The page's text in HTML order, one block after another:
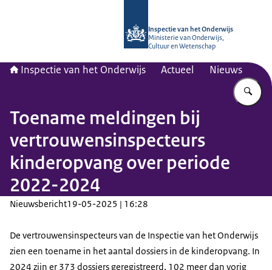
Inspectie van het Onderwijs
Ministerie van Onderwijs,
Cultuur en Wetenschap
Inspectie van het Onderwijs Actueel Nieuws
Toename meldingen bij
vertrouwensinspecteurs
kinderopvang over periode
2022-2024
Nieuwsbericht19-05-2025 | 16:28
De vertrouwensinspecteurs van de Inspectie van het Onderwijs
zien een toename in het aantal dossiers in de kinderopvang. In
2024 zijn er 373 dossiers geregistreerd, 102 meer dan vorig